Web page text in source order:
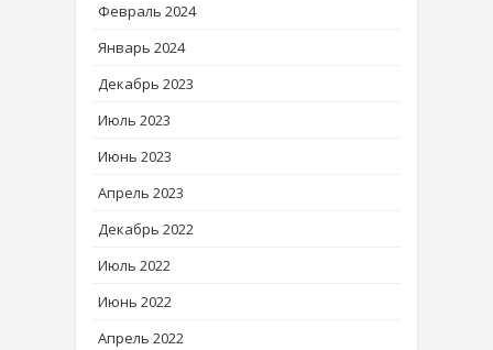
Февраль 2024
Январь 2024
Декабрь 2023
Июль 2023
Июнь 2023
Апрель 2023
Декабрь 2022
Июль 2022
Июнь 2022
Апрель 2022